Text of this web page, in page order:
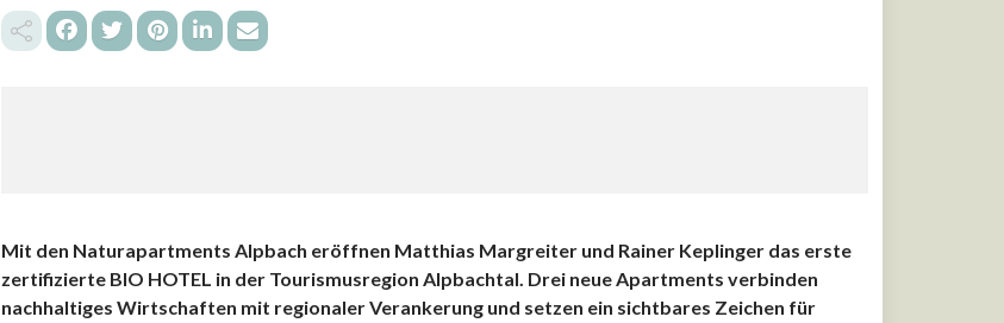
Mit den Naturapartments Alpbach eröffnen Matthias Margreiter und Rainer Keplinger das erste
zertifizierte BIO HOTEL in der Tourismusregion Alpbachtal. Drei neue Apartments verbinden
nachhaltiges Wirtschaften mit regionaler Verankerung und setzen ein sichtbares Zeichen für